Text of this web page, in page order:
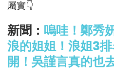
屬實👇
新聞： 嗚哇！鄭秀
浪的姐姐！浪姐3
開！吳謹言真的也